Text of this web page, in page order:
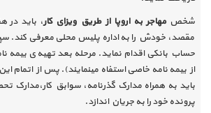
شخص مهاجر به اروپا از طریق ویزای کار، باید در
مقصد، خودش را به اداره پلیس محلی معرفی کند.
حساب بانکی اقدام نماید. مرحله بعد تهیه ­ی بیمه
از بیمه نامه خاصی استفاه می­نمایند). پس از
باید به همراه مدارک گذرنامه، سوابق کار،مدارک
پرونده خود را به جریان اندازد.